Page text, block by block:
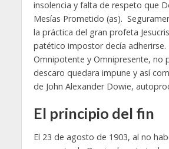
insolencia y falta de respeto que
Mesías Prometido (as).
la práctica del gran profeta
patético impostor decía
Omnipotente y Omnipresente, no
descaro quedara impune y así
de John Alexander Dowie,
El principio del fin
El 23 de agosto de 1903, al no